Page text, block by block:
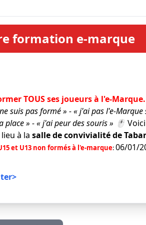
formation e-marque
TOUS ses joueurs à l'e-
suis pas formé » - « j'ai pas l'e-
place » - « j'ai peur des souris » 🖱️
à la salle de convivialité de
et U13 non formés à l'e-marque:06/01/